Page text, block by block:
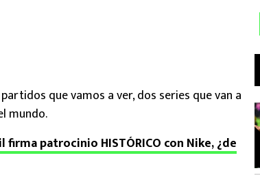
que vamos a ver, dos series que van a
mundo.
firma patrocinio HISTÓRICO con Nike, ¿de